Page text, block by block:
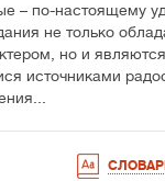
– по-настоящему
не только
но и являются
источниками